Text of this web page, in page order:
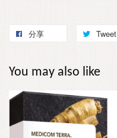
分享 Tweet
You may also like